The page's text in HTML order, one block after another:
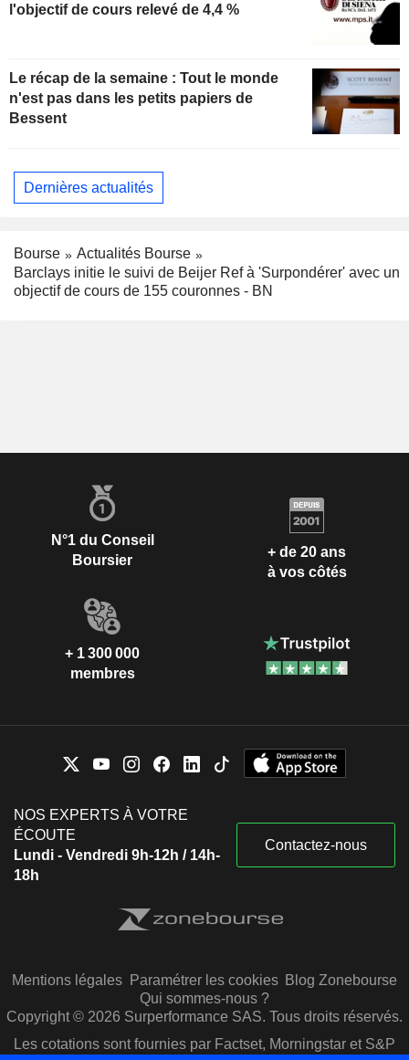
l'objectif de cours relevé de 4,4 %
Le récap de la semaine : Tout le monde
n'est pas dans les petits papiers de
Bessent
Dernières actualités
Bourse
Actualités Bourse
Barclays initie le suivi de Beijer Ref à 'Surpondérer' avec un
objectif de cours de 155 couronnes - BN
N°1 du Conseil
Boursier
+ de 20 ans
à vos côtés
+ 1 300 000
membres
NOS EXPERTS À VOTRE
ÉCOUTE
Lundi - Vendredi 9h-12h / 14h-
18h
Contactez-nous
Mentions légales Paramétrer les cookies Blog Zonebourse
Qui sommes-nous ?
Copyright © 2026 Surperformance SAS. Tous droits réservés.
Les cotations sont fournies par Factset, Morningstar et S&P